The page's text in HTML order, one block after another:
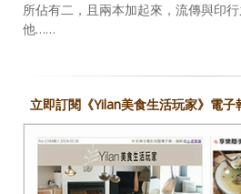
所佔有二，且兩本加起來，流傳與印
他……
立即訂閱《Yilan美食生活玩家》電子